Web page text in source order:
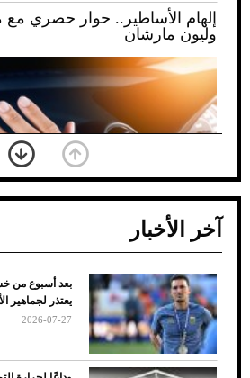
إلهام الأساطير.. حوار حصري مع
وليون مارشان
ضعف تبريد مكيف السيارة عند
الأسباب والحلول
آخر الأخبار
بعد أسبوع من
يعتذر لجماهير
2026-07-27